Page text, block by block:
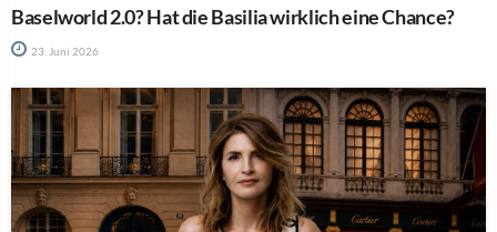
Baselworld 2.0? Hat die Basilia wirklich eine Chance?
23. Juni 2026